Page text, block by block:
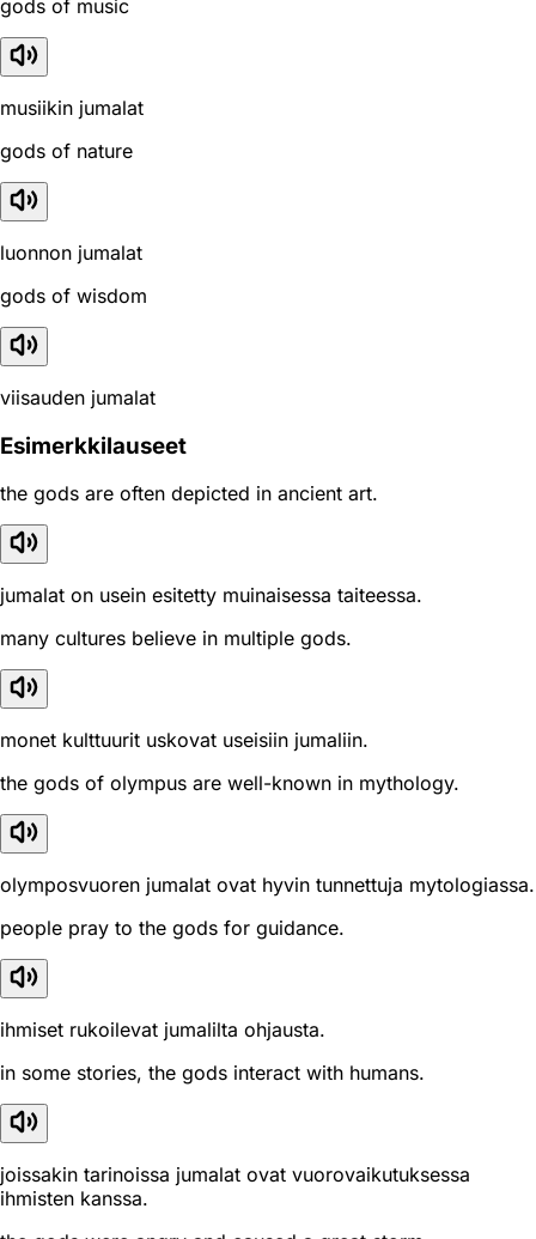
gods of music
musiikin jumalat
gods of nature
luonnon jumalat
gods of wisdom
viisauden jumalat
Esimerkkilauseet
the gods are often depicted in ancient art.
jumalat on usein esitetty muinaisessa taiteessa.
many cultures believe in multiple gods.
monet kulttuurit uskovat useisiin jumaliin.
the gods of olympus are well-known in mythology.
olymposvuoren jumalat ovat hyvin tunnettuja mytologiassa.
people pray to the gods for guidance.
ihmiset rukoilevat jumalilta ohjausta.
in some stories, the gods interact with humans.
joissakin tarinoissa jumalat ovat vuorovaikutuksessa
ihmisten kanssa.